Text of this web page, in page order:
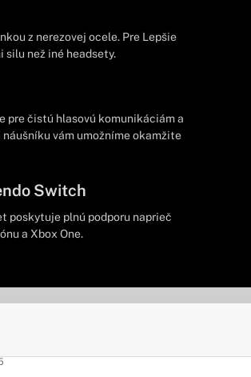
z nerezovej ocele. Pre Lepšie
silu než iné headsety.
pre čistú hlasovú komunikáciám a
vám umožníme okamžite
Switch
poskytuje plnú podporu naprieč
a Xbox One.